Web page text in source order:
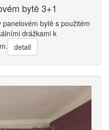
bytě 3+1
bytě s použitém
drážkami k
detail